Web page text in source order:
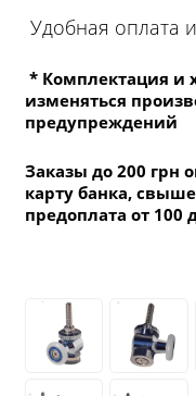
Удобная оплата
* Комплектация и
изменяться
предупреждений
Заказы до 200 грн
карту банка,
предоплата от 100